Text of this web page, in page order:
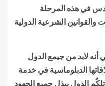
في هذه المرحلة
والقوانين الشرعية الدولية
أنه لابد من جيمع الدول
الدبلوماسية في خدمة
الدول ببذل جميع الجهود